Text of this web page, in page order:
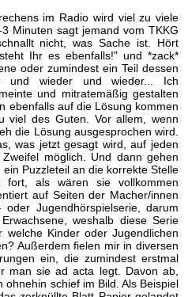
im Radio wird viel zu viele
Minuten sagt jemand vom TKKG
nicht, was Sache ist. Hört
Ihr es ebenfalls!" und *zack*
oder zumindest ein Teil dessen
und wieder und wieder... Ich
und mitratemäßig gestalten
ebenfalls auf die Lösung kommen
viel des Guten. Vor allem, wenn
die Lösung ausgesprochen wird.
was jetzt gesagt wird, auf jeden
möglich. Und dann gehen
Puzzleteil an die korrekte Stelle
als wären sie vollkommen
auf Seiten der Macher/innen
Jugendhörspielserie, darum
weshalb diese Serie
welche Kinder oder Jugendlichen
Außerdem fielen mir in diversen
ein, die zumindest erstmal
man sie ad acta legt. Davon ab,
ohnehin schief im Bild. Als Beispiel